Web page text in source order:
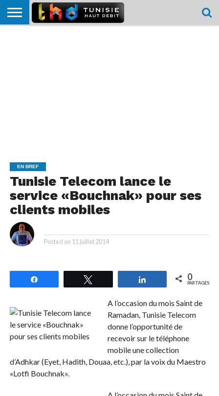
EN BREF
Tunisie Telecom lance le
service «Bouchnak» pour ses
clients mobiles
Posted on 11 juillet 2014
Partagez 0
PARTAGES
A l’occasion du mois Saint de
Ramadan, Tunisie Telecom
donne l’opportunité de
recevoir sur le téléphone
mobile une collection
d’Adhkar (Eyet, Hadith, Douaa, etc.), par la voix du Maestro
«Lotfi Bouchnak».